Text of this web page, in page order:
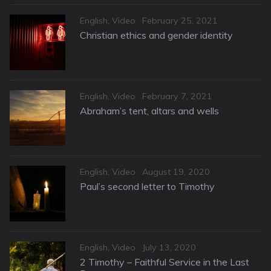
Categories
English, Video
Posted
on
February 25, 2021
Christian ethics and gender identity
Categories
English, Video
Posted
on
February 7, 2021
Abraham’s tent, altars and wells
Categories
English, Video
Posted
on
August 19, 2020
Paul’s second letter to Timothy
Categories
English, Video
Posted
on
July 13, 2020
2 Timothy – Faithful Service in the Last